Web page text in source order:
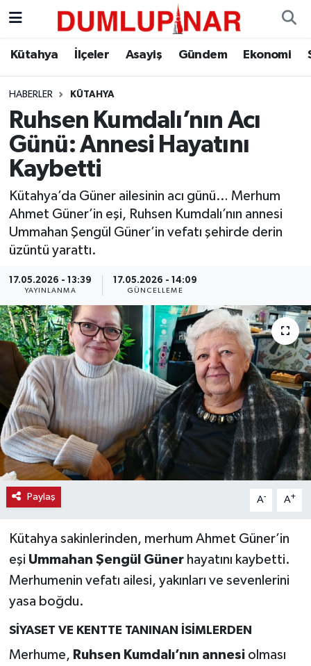
Kütahya İlçeler Asayiş Gündem Ekonomi
HABERLER KÜTAHYA
Ruhsen Kumdalı’nın Acı
Günü: Annesi Hayatını
Kaybetti
Kütahya’da Güner ailesinin acı günü… Merhum
Ahmet Güner’in eşi, Ruhsen Kumdalı’nın annesi
Ummahan Şengül Güner’in vefatı şehirde derin
üzüntü yarattı.
17.05.2026 - 13:39
YAYINLANMA
17.05.2026 - 14:09
GÜNCELLEME
Paylaş A- A+
Kütahya sakinlerinden, merhum Ahmet Güner’in
eşi Ummahan Şengül Günerhayatını kaybetti.
Merhumenin vefatı ailesi, yakınları ve sevenlerini
yasa boğdu.
SİYASET VE KENTTE TANINAN İSİMLERDEN
Merhume, Ruhsen Kumdalı’nın annesiolması
Asayiş
Diğer
Dünya
Eğitim
Ekonomi
Eleman
Haber
Haber İlanlar
Kültür-Sanat
Magazin
Resmi İlanlar
Seri İlan
Siyaset
Teknoloji
Kütahya Hava Durumu
Kütahya Trafik Yoğunluk Haritası
Süper Lig Puan Durumu ve Fikstür
Tüm Manşetler
Son Dakika Haberleri
Haber Arşivi